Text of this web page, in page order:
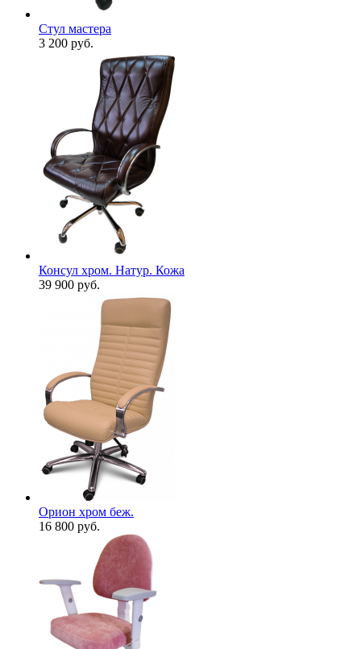
Стул мастера
3 200 руб.
Консул хром. Натур. Кожа
39 900 руб.
Орион хром беж.
16 800 руб.